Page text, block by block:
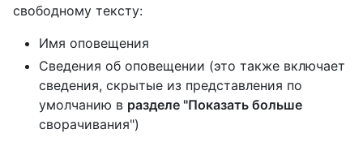
свободному тексту:
Имя оповещения
Сведения об оповещении (это также включает
сведения, скрытые из представления по
умолчанию в разделе "Показать больше
сворачивания")